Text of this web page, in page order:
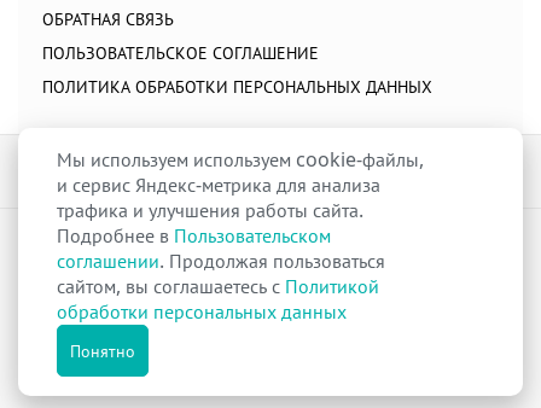
ОБРАТНАЯ СВЯЗЬ
ПОЛЬЗОВАТЕЛЬСКОЕ СОГЛАШЕНИЕ
ПОЛИТИКА ОБРАБОТКИ ПЕРСОНАЛЬНЫХ ДАННЫХ
raduga-ural.ru ©
Группа компаний Радуга
ЛицензияЛ042-00110-77/00263680 от 07 декабря 2017 г.
Разрешение№Р013-00110-66/03100314на дистанционную торговлю
лекарственными препаратами от 02 сентября 2025 г.
Все права защищены
Мы используем используем cookie-файлы,
и сервис Яндекс-метрика для анализа
трафика и улучшения работы сайта.
Подробнее в Пользовательском
соглашении. Продолжая пользоваться
сайтом, вы соглашаетесь с Политикой
обработки персональных данных
Понятно